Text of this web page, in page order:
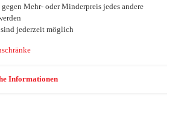
Mehr- oder Minderpreis jedes andere
jederzeit möglich
Informationen